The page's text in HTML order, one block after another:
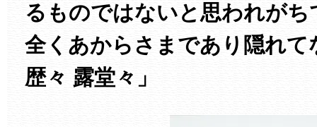
るものではないと思われが
全くあからさまであり隠れて
歴々 露堂々」